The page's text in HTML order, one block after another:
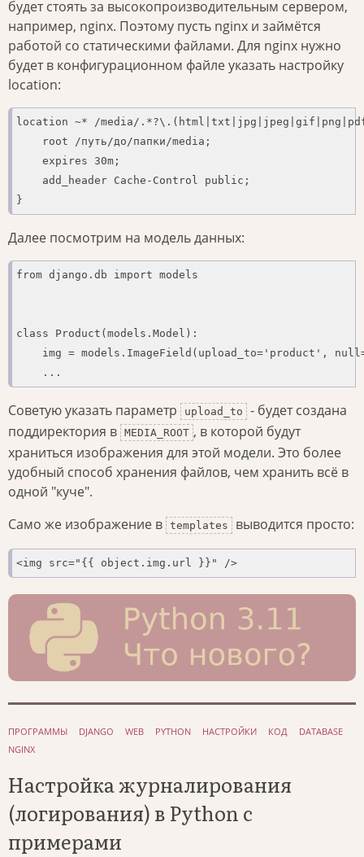
будет стоять за высокопроизводительным сервером,
например, nginx. Поэтому пусть nginx и займётся
работой со статическими файлами. Для nginx нужно
будет в конфигурационном файле указать настройку
location:
location ~* /media/
    root /путь/до/папки/media;
    expires 30m;
    add_header Cache-Control public;
}
Далее посмотрим на модель данных:
from django.db import models
class Product(models.Model):
img = models.ImageField(upload_to='product',
    ...
Советую указать параметр upload_to
- будет создана
поддиректория в MEDIA_ROOT , в которой будут
храниться изображения для этой модели. Это более
удобный способ хранения файлов, чем хранить всё в
одной "куче".
Само же изображение в templates выводится просто:
<img src="{{ object.img.url }}" />
ПРОГРАММЫ DJANGO WEB PYTHON НАСТРОЙКИ КОД
DATABASE
NGINX
Настройка журналирования
(логирования) в Python с
примерами